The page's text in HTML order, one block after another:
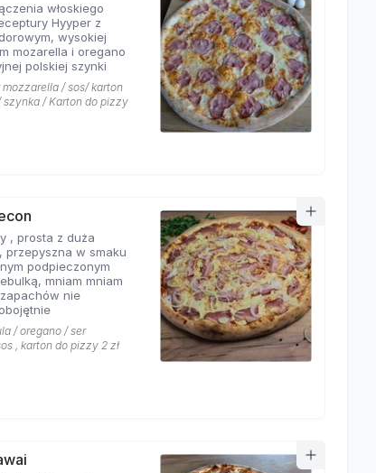
włoskiego
Hyyper z
wysokiej
mozarella i oregano
polskiej szynki
mozzarella / sos/ karton
szynka / Karton do pizzy
, prosta z duża
przepyszna w smaku
podpieczonym
mniam mniam
/ oregano / ser
, karton do pizzy 2 zł